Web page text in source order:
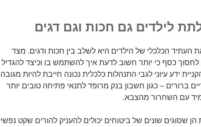
לילדים גם חכות וגם דגים
העתיד הכלכלי של הילדים היא לשלב בין חכות ודגים. מצד
כסף כי יותר חשוב לדעת איך להשתמש בו וכיצד להגדיל
ידע עיוני לגבי התנהלות כלכלית נכונה חייבת להיות מגובה
ברורים – כגון חשבון בנק מרופד לתנאי פתיחה טובים יותר
שסוגים שונים של ביטוחים יכולים להעניק להורים שקט נפשי